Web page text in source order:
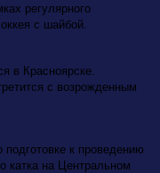
регулярного
с шайбой.
в Красноярске.
с возрожденным
к проведению
катка на Центральном